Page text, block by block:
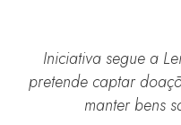
Iniciativa segue a
pretende captar
manter bens